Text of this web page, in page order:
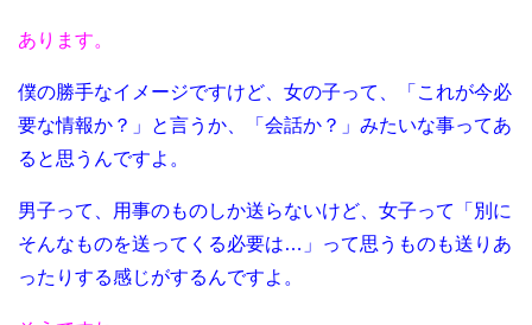
あります。
僕の勝手なイメージですけど、女の子って、「これが今必
要な情報か？」と言うか、「会話か？」みたいな事ってあ
ると思うんですよ。
男子って、用事のものしか送らないけど、女子って「別に
そんなものを送ってくる必要は…」って思うものも送りあ
ったりする感じがするんですよ。